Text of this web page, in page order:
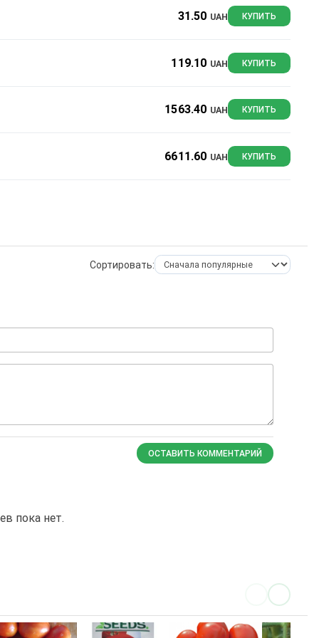
31.50 UAH КУПИТЬ
119.10 UAH КУПИТЬ
1563.40 UAH КУПИТЬ
6611.60 UAH КУПИТЬ
Сортировать:
ОСТАВИТЬ КОММЕНТАРИЙ
пока нет.